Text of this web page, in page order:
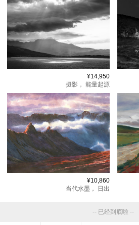
¥14,950
摄影， 能量起源
¥10,860
当代水墨，
日出
-- 已经到底啦 --